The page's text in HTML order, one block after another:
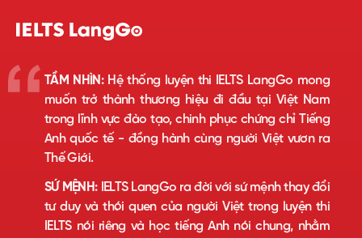
TẦM NHÌN:Hệ thống luyện thi IELTS LangGo mong
muốn trở thành thương hiệu đi đầu tại Việt Nam
trong lĩnh vực đào tạo, chinh phục chứng chỉ Tiếng
Anh quốc tế - đồng hành cùng người Việt vươn ra
Thế Giới.
SỨ MỆNH:IELTS LangGo ra đời với sứ mệnh thay đổi
tư duy và thói quen của người Việt trong luyện thi
IELTS nói riêng và học tiếng Anh nói chung, nhằm